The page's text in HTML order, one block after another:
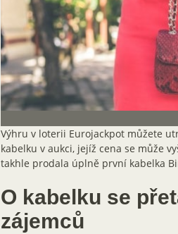
Výhru v loterii Eurojackpot můžete
kabelku v aukci, jejíž cena se může
takhle prodala úplně první kabelka
O kabelku se
zájemců